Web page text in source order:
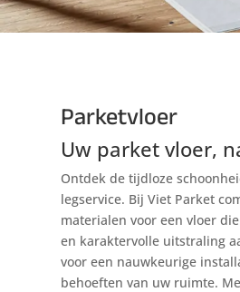
Parketvloer
Uw parket vloer,
Ontdek de tijdloze
legservice. Bij Viet Parket
materialen voor een vloer
en karaktervolle uitstraling
voor een nauwkeurige
behoeften van uw ruimte.